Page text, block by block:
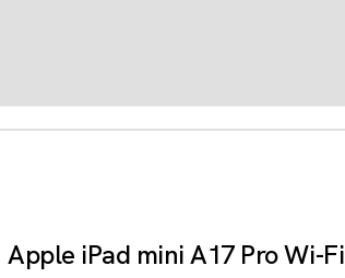
Apple iPad mini A17 Pro Wi-Fi